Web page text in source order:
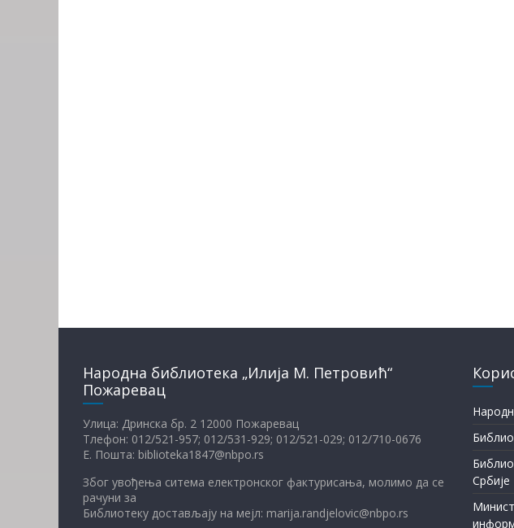
Народна библиотека „Илија М. Петровић“
Пожаревац
Улица: Дринска бр. 2 12000 Пожаревац
Тлефон: 012/521-957; 012/531-929; 012/521-029; 012/710-0676
Е. Пошта: biblioteka1847@nbpo.rs
Због увођења ситема електронског фактурисања, молимо да се
рачуни за
Библиотеку достављају на мејл: marija.randjelovic@nbpo.rs
Србије